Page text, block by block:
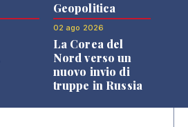
Geopolitica
02 ago 2026
La Corea del
Nord verso un
nuovo invio di
truppe in Russia